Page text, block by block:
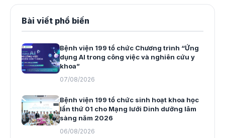
Bài viết phổ biến
Bệnh viện 199 tổ chức Chương trình “Ứng
dụng AI trong công việc và nghiên cứu y
khoa”
07/08/2026
Bệnh viện 199 tổ chức sinh hoạt khoa học
lần thứ 01 cho Mạng lưới Dinh dưỡng lâm
sàng năm 2026
06/08/2026